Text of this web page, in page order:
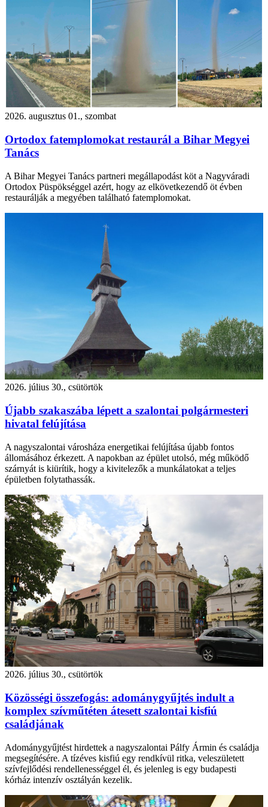
2026. augusztus 01., szombat
Ortodox fatemplomokat restaurál a Bihar Megyei
Tanács
A Bihar Megyei Tanács partneri megállapodást köt a Nagyváradi
Ortodox Püspökséggel azért, hogy az elkövetkezendő öt évben
restaurálják a megyében található fatemplomokat.
2026. július 30., csütörtök
Újabb szakaszába lépett a szalontai polgármesteri
hivatal felújítása
A nagyszalontai városháza energetikai felújítása újabb fontos
állomásához érkezett. A napokban az épület utolsó, még működő
szárnyát is kiürítik, hogy a kivitelezők a munkálatokat a teljes
épületben folytathassák.
2026. július 30., csütörtök
Közösségi összefogás: adománygyűjtés indult a
komplex szívműtéten átesett szalontai kisfiú
családjának
Adománygyűjtést hirdettek a nagyszalontai Pálfy Ármin és családja
megsegítésére. A tízéves kisfiú egy rendkívül ritka, veleszületett
szívfejlődési rendellenességgel él, és jelenleg is egy budapesti
kórház intenzív osztályán kezelik.